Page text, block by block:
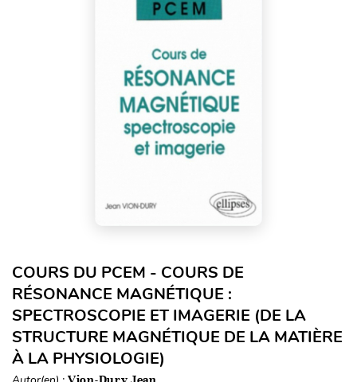
COURS DU PCEM - COURS DE
RÉSONANCE MAGNÉTIQUE :
SPECTROSCOPIE ET IMAGERIE (DE LA
STRUCTURE MAGNÉTIQUE DE LA MATIÈRE
À LA PHYSIOLOGIE)